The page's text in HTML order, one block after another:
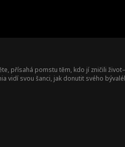
přísahá pomstu těm, kdo jí zničili
vidí svou šanci, jak donutit svého